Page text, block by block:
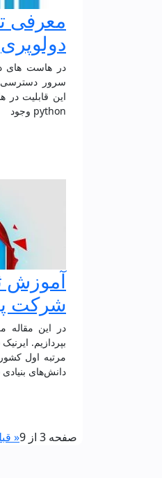
معرفی
دولوپری
در هاست های
سرور دسترسی
python وجود
شرکت
دانش‌های
صفحه 3 از 9 «